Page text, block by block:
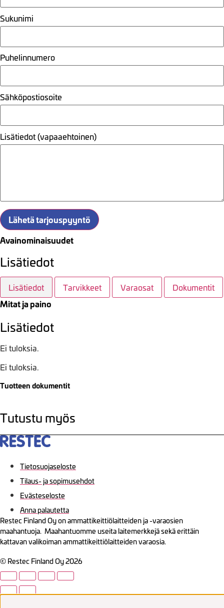
Sukunimi
Puhelinnumero
Sähköpostiosoite
Lisätiedot (vapaaehtoinen)
Lähetä tarjouspyyntö
Avainominaisuudet
Lisätiedot
Lisätiedot Tarvikkeet Varaosat Dokumentit
Mitat ja paino
Lisätiedot
Ei tuloksia.
Ei tuloksia.
Tuotteen dokumentit
Tutustu myös
Tietosuojaseloste
Tilaus- ja sopimusehdot
Evästeseloste
Anna palautetta
Restec Finland Oy on ammattikeittiölaitteiden ja -varaosien
maahantuoja. Maahantuomme useita laitemerkkejä sekä erittäin
kattavan valikoiman ammattikeittiölaitteiden varaosia.
© Restec Finland Oy 2026